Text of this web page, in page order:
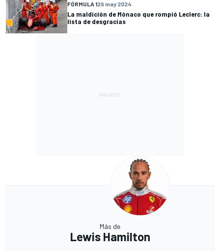
FÓRMULA 129 may 2024
La maldición de Mónaco que rompió Leclerc: la
lista de desgracias
Más de
Lewis Hamilton